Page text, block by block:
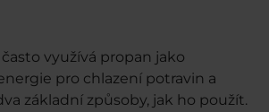
využívá propan jako
pro chlazení potravin a
základní způsoby, jak ho použít.